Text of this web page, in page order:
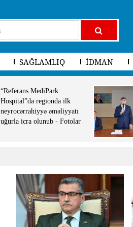
SAĞLAMLIQ İDMAN
“Referans MediPark
Hospital”da regionda ilk
neyrocərrahiyyə əməliyyatı
uğurla icra olunub - Fotolar